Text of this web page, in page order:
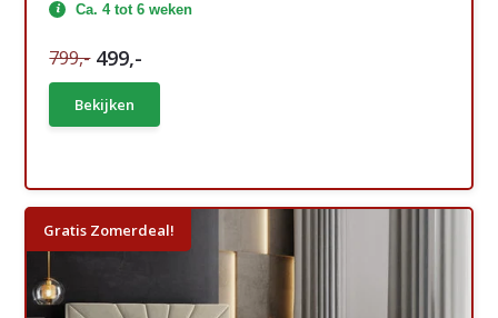
Ca. 4 tot 6 weken
799,- 499,-
Bekijken
Gratis Zomerdeal!